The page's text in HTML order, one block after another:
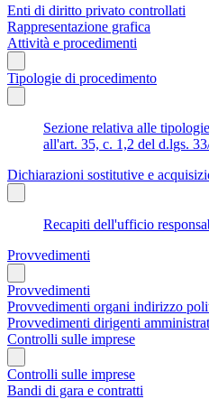
Enti di diritto privato controllati
Rappresentazione grafica
Attività e procedimenti
Tipologie di procedimento
Sezione relativa alle
all'art. 35, c. 1,2 del d.lgs.
Dichiarazioni sostitutive e
Recapiti dell'ufficio
Provvedimenti
Provvedimenti
Provvedimenti organi indirizzo
Provvedimenti dirigenti
Controlli sulle imprese
Controlli sulle imprese
Bandi di gara e contratti